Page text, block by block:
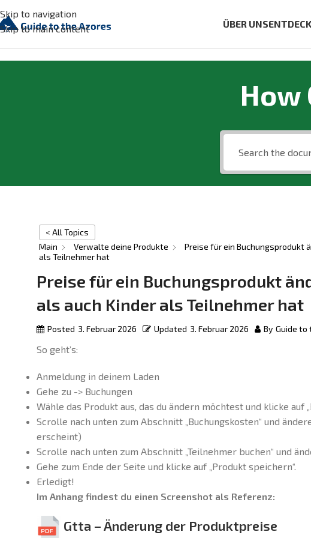
Skip to navigation
Skip to main content
ÜBER UNS
How
< All Topics
Main
Verwalte deine Produkte
Preise für ein Buchungsprodukt
als Teilnehmer hat
Preise für ein Buchungsprodukt
als auch Kinder als Teilnehmer hat
Posted 3. Februar 2026 Updated 3. Februar 2026 By Guide to
So geht’s:
Anmeldung in deinem Laden
Gehe zu -> Buchungen
Wähle das Produkt aus, das du ändern möchtest und klicke auf
Scrolle nach unten zum Abschnitt „Buchungskosten“ und
erscheint)
Scrolle nach unten zum Abschnitt „Teilnehmer buchen“ und
Gehe zum Ende der Seite und klicke auf „Produkt speichern“.
Erledigt!
Im Anhang findest du einen Screenshot als Referenz:
Gtta – Änderung der Produktpreise